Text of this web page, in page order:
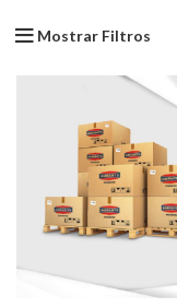
Mostrar Filtros